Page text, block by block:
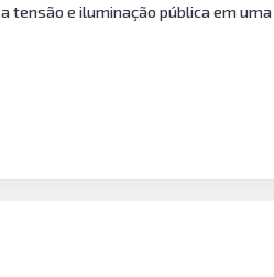
tensão e iluminação pública em